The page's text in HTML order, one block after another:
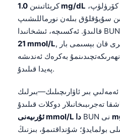
كرېئاتىنىن1.0 mg/dL
كېيىن سۇيۇقلۇق بىلەن نورماللىشىپ
قالىدۇ. ئەكسىچە، ئىشخانىدا BUN
21 mmol/L, بار، ۋە داۋاملىق يۇقىرى قان بېسىمى بار
بەكرەك ئەندىشە
پەيدا قىلىدۇ.
ئەمەلىي بىر ئاۋارىچىلىك—بىرلىك (unit) دوكلات قىلىش.
تەجرىبىخانىلار دوكلات قىلىدۇ
ئۇرىيەنى mmol/L دا
بولمايدۇ؛ شۇنداقتىمۇ، بىزنىڭ